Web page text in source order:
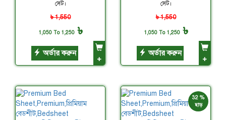
সেট।
৳ 1,550
1,050 To 1,250৳
অর্ডার করুন
+
সেট।
৳ 1,550
1,050 To 1,250৳
অর্ডার করুন
+
32 %
ছাড়